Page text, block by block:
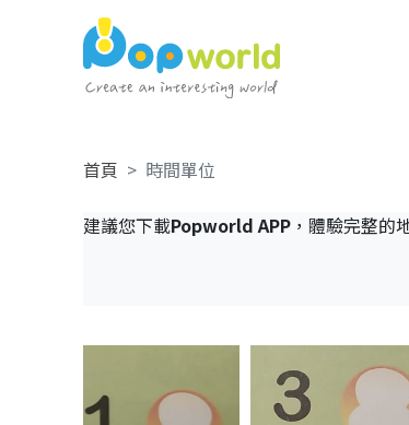
首頁 時間單位
建議您下載Popworld APP，體驗完整的